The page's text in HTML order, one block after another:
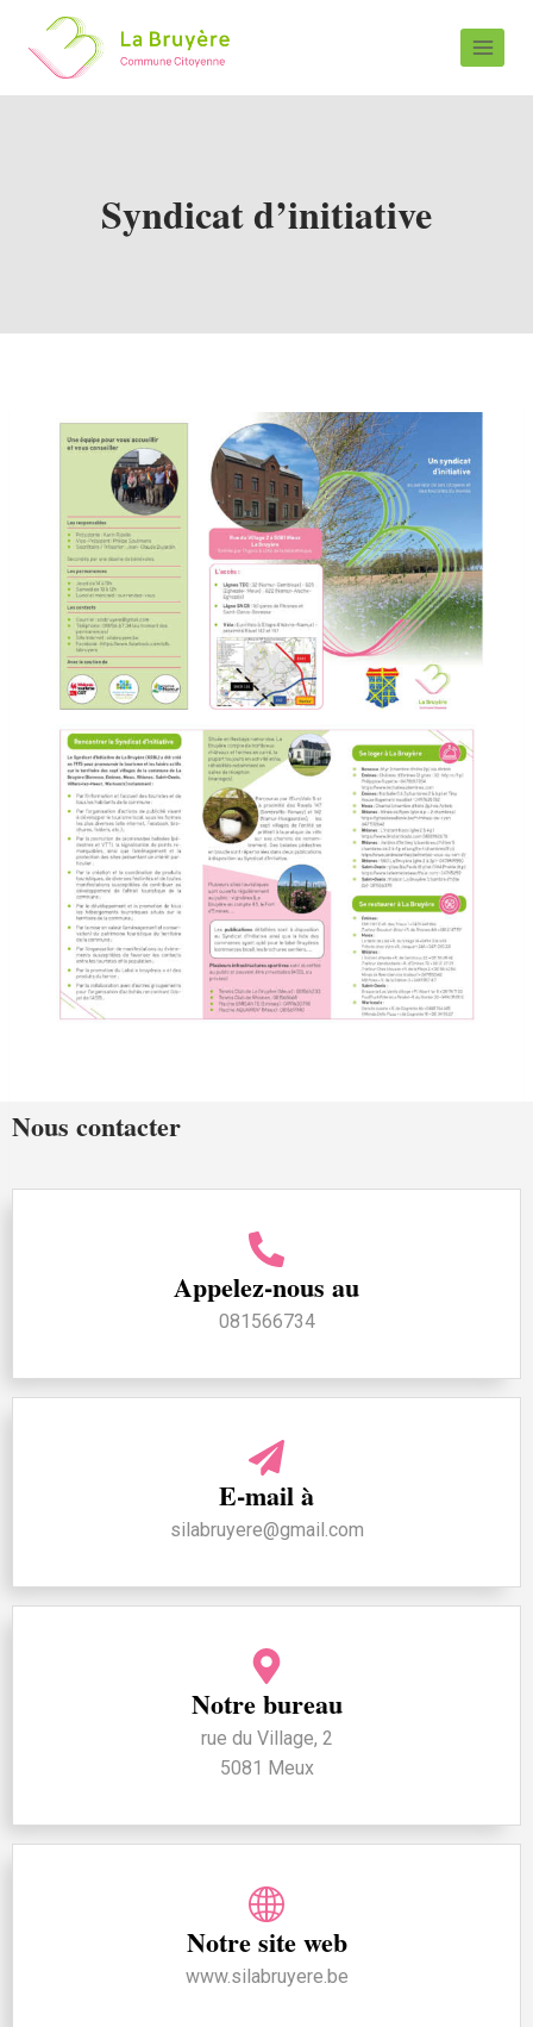
Syndicat d’initiative
Nous contacter
Appelez-nous au
081566734
E-mail à
silabruyere@gmail.com
Notre bureau
rue du Village, 2
5081 Meux
Notre site web
www.silabruyere.be